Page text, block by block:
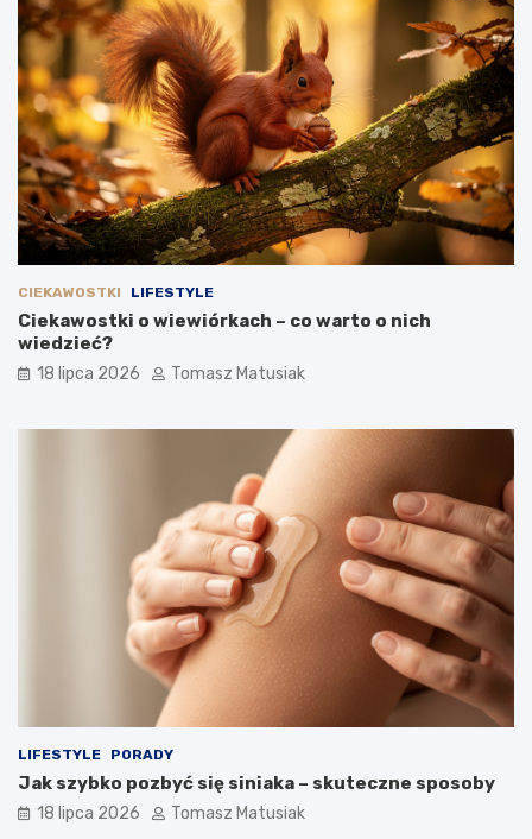
CIEKAWOSTKI LIFESTYLE
Ciekawostki o wiewiórkach – co warto o nich
wiedzieć?
18 lipca 2026 Tomasz Matusiak
LIFESTYLE PORADY
Jak szybko pozbyć się siniaka – skuteczne sposoby
18 lipca 2026 Tomasz Matusiak